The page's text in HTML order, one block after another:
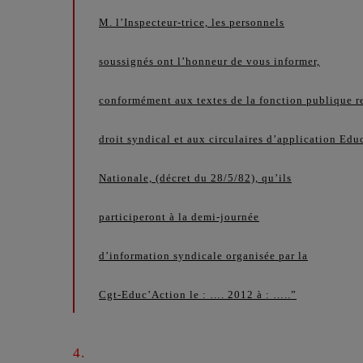
M. l’Inspecteur-trice, les personnels
soussignés ont l’honneur de vous informer,
conformément aux textes de la fonction publique
droit syndical et aux circulaires d’application
Nationale, (décret du 28/5/82), qu’ils
participeront à la demi-journée
d’information syndicale organisée par la
Cgt-Educ’Action le : …. 2012 à : …..”
4.